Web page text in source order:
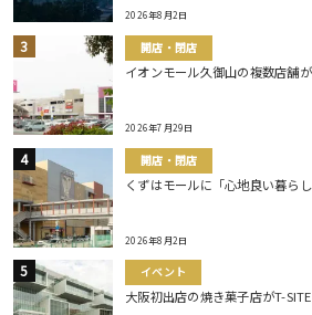
2026年8月2日
開店・閉店
イオンモール久御山の複数店舗
2026年7月29日
開店・閉店
くずはモールに「心地良い暮ら
2026年8月2日
イベント
大阪初出店の焼き菓子店がT-